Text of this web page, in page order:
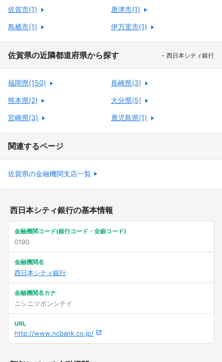
佐賀市(1) 唐津市(1)
鳥栖市(1) 伊万里市(1)
佐賀県の近隣都道府県から探す 西日本シティ銀行
福岡県(150) 長崎県(3)
熊本県(2) 大分県(5)
宮崎県(3) 鹿児島県(1)
関連するページ
佐賀県の金融機関支店一覧
西日本シティ銀行の基本情報
金融機関コード(銀行コード・全銀コード)
0190
金融機関名
西日本シティ銀行
金融機関名カナ
ニシニツポンシテイ
URL
http://www.ncbank.co.jp/